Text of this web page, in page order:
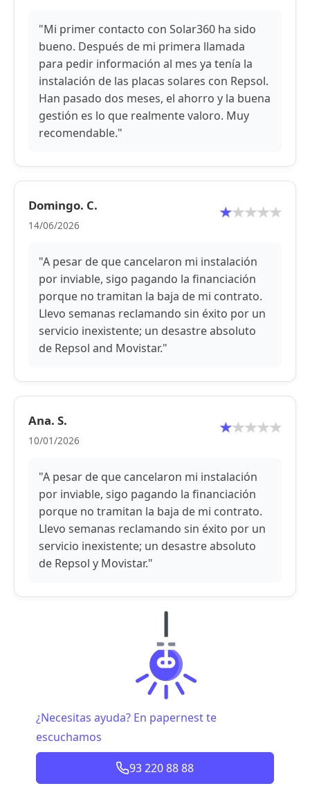
"Mi primer contacto con Solar360 ha sido
bueno. Después de mi primera llamada
para pedir información al mes ya tenía la
instalación de las placas solares con Repsol.
Han pasado dos meses, el ahorro y la buena
gestión es lo que realmente valoro. Muy
recomendable."
Domingo. C.
14/06/2026
"A pesar de que cancelaron mi instalación
por inviable, sigo pagando la financiación
porque no tramitan la baja de mi contrato.
Llevo semanas reclamando sin éxito por un
servicio inexistente; un desastre absoluto
de Repsol and Movistar."
Ana. S.
10/01/2026
"A pesar de que cancelaron mi instalación
por inviable, sigo pagando la financiación
porque no tramitan la baja de mi contrato.
Llevo semanas reclamando sin éxito por un
servicio inexistente; un desastre absoluto
de Repsol y Movistar."
¿Necesitas ayuda? En papernest te
escuchamos
93 220 88 88